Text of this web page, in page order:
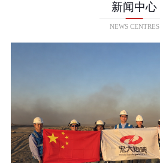
新闻中心
NEWS CENTRES